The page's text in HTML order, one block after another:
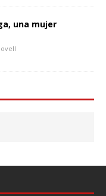
una mujer